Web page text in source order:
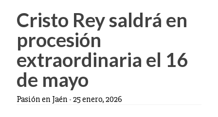
Cristo Rey saldrá en
procesión
extraordinaria el 16
de mayo
Pasión en Jaén -25 enero, 2026